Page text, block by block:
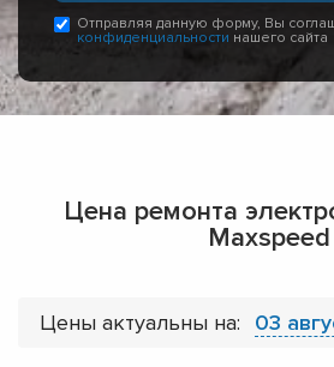
Отправляя данную форму, Вы
конфиденциальности нашего сайта
Цена ремонта
Maxspeed
Цены актуальны на: 03